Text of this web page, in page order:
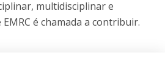
multidisciplinar e
é chamada a contribuir.